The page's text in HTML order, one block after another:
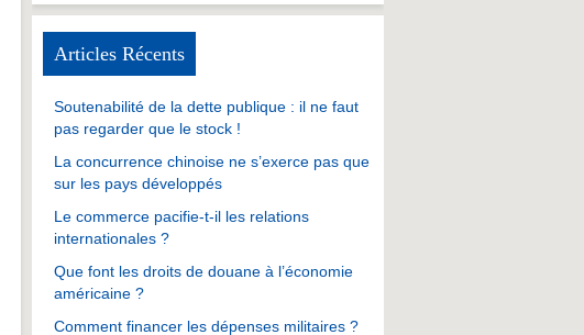
Articles Récents
Soutenabilité de la dette publique : il ne faut
pas regarder que le stock !
La concurrence chinoise ne s’exerce pas que
sur les pays développés
Le commerce pacifie-t-il les relations
internationales ?
Que font les droits de douane à l’économie
américaine ?
Comment financer les dépenses militaires ?